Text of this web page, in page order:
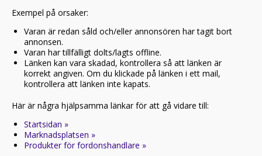
Exempel på orsaker:
Varan är redan såld och/eller annonsören har tagit bort
annonsen.
Varan har tillfälligt dolts/lagts offline.
Länken kan vara skadad, kontrollera så att länken är
korrekt angiven. Om du klickade på länken i ett mail,
kontrollera att länken inte kapats.
Här är några hjälpsamma länkar för att gå vidare till:
Startsidan »
Marknadsplatsen »
Produkter för fordonshandlare »